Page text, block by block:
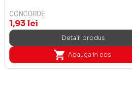
CONCORDE
1,93 lei
Detalii produs
Adauga in cos